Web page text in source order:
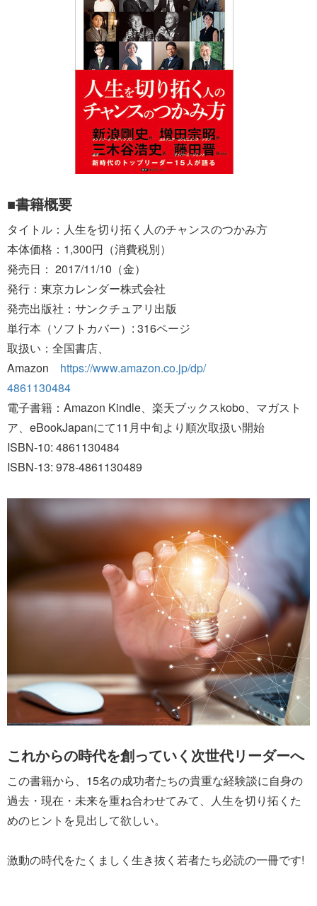
■書籍概要
タイトル：人生を切り拓く人のチャンスのつかみ方
本体価格：1,300円（消費税別）
発売日： 2017/11/10（金）
発行：東京カレンダー株式会社
発売出版社：サンクチュアリ出版
単行本（ソフトカバー）: 316ページ
取扱い：全国書店、
Amazon https://www.amazon.co.jp/dp/
4861130484
電子書籍：​Amazon Kindle、楽天ブックスkobo、マガスト
ア、eBookJapanにて11月中旬より順次取扱い開始
ISBN-10: 4861130484
ISBN-13: 978-4861130489
これからの時代を創っていく次世代リーダーへ
この書籍から、15名の成功者たちの貴重な経験談に自身の
過去・現在・未来を重ね合わせてみて、人生を切り拓くた
めのヒントを見出して欲しい。
激動の時代をたくましく生き抜く若者たち必読の一冊です!